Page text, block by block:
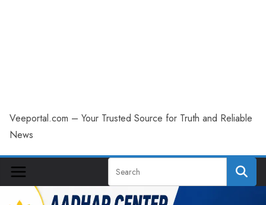
Veeportal.com – Your Trusted Source for Truth and Reliable
News